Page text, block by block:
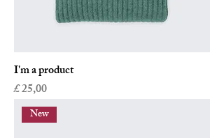
I'm a product
Prijs
£ 25,00
New